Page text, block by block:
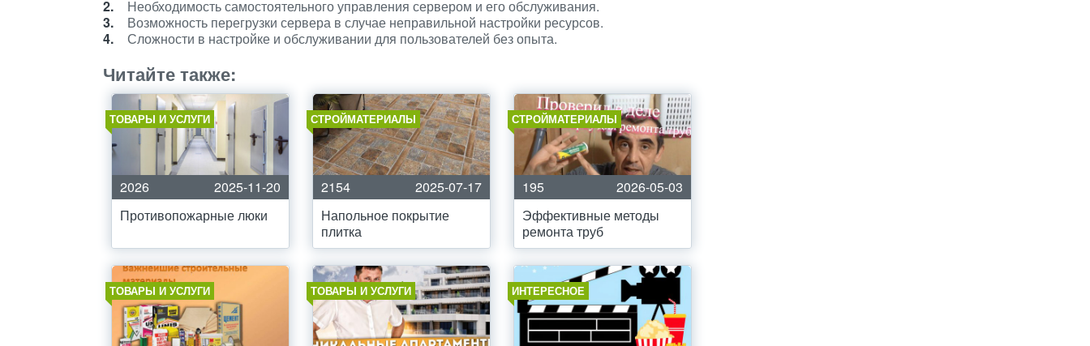
Необходимость самостоятельного управления сервером и его обслуживания.
Возможность перегрузки сервера в случае неправильной настройки ресурсов.
Сложности в настройке и обслуживании для пользователей без опыта.
Читайте также:
ТОВАРЫ И УСЛУГИ
2026
2025-11-20
Противопожарные люки
СТРОЙМАТЕРИАЛЫ
2154
2025-07-17
Напольное покрытие
плитка
СТРОЙМАТЕРИАЛЫ
195
2026-05-03
Эффективные методы
ремонта труб
ТОВАРЫ И УСЛУГИ ТОВАРЫ И УСЛУГИ ИНТЕРЕСНОЕ